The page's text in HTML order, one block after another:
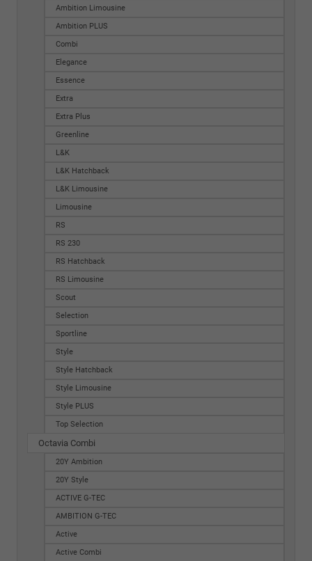
Ambition Limousine
Ambition PLUS
Combi
Elegance
Essence
Extra
Extra Plus
Greenline
L&K
L&K Hatchback
L&K Limousine
Limousine
RS
RS 230
RS Hatchback
RS Limousine
Scout
Selection
Sportline
Style
Style Hatchback
Style Limousine
Style PLUS
Top Selection
Octavia Combi
20Y Ambition
20Y Style
ACTIVE G-TEC
AMBITION G-TEC
Active
Active Combi